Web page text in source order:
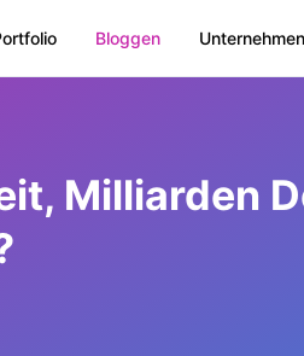
Bloggen Unternehmen
Milliarden